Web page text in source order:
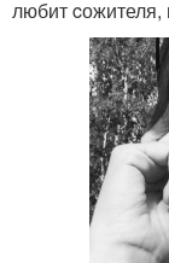
любит cожителя,